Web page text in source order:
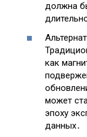
должна
как
может
эпоху
данных․